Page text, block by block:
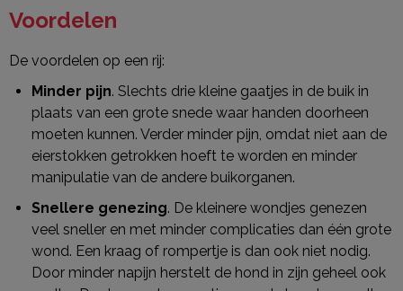
Voordelen
De voordelen op een rij:
Minder pijn. Slechts drie kleine gaatjes in de buik in
plaats van een grote snede waar handen doorheen
moeten kunnen. Verder minder pijn, omdat niet aan de
eierstokken getrokken hoeft te worden en minder
manipulatie van de andere buikorganen.
Snellere genezing. De kleinere wondjes genezen
veel sneller en met minder complicaties dan één grote
wond. Een kraag of rompertje is dan ook niet nodig.
Door minder napijn herstelt de hond in zijn geheel ook